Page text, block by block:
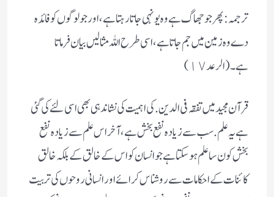
ترجمہ : پھر جو جھاگ ہے وہ یونہی جاتا رہتا ہے، اور جو لوگوں کو فائدہ
دے وہ زمین میں جم جاتا ہے، اسی طرح اللہ مثالیں بیان فرماتا
ہے۔(الرعد ١٧)
قرآن مجید میں تفقہ فی الدین. کی اہمیت کی نشاندہی بھی اسی لئے کی گئی
ہے یہ علم. سب سے زیادہ نفع بخش ہے، آخر اس علم سے زیادہ نفع
بخش کون سا علم ہوسکتا ہے جو انسان کو اس کے خالق کے بلکہ خالق
کائنات کے احکامات سے روشناس کرائے اور انسانی روحوں کی تربیت